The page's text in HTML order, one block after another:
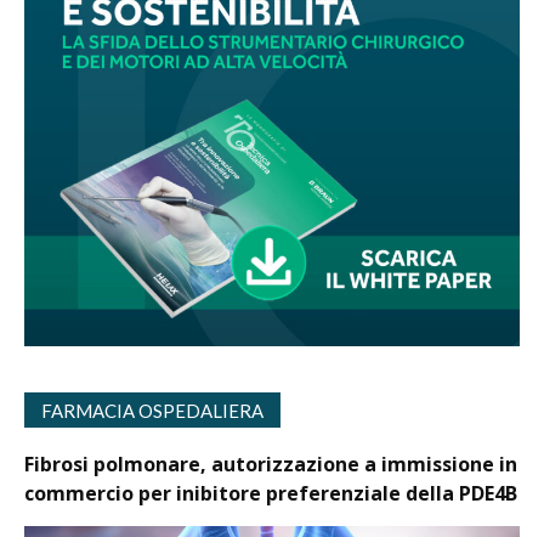
FARMACIA OSPEDALIERA
Fibrosi polmonare, autorizzazione a immissione in
commercio per inibitore preferenziale della PDE4B